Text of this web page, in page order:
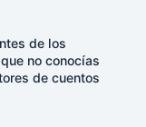
de los
no conocías
de cuentos